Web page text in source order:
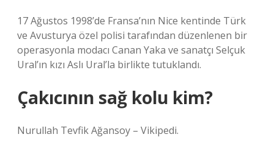
17 Ağustos 1998’de Fransa’nın Nice kentinde Türk
ve Avusturya özel polisi tarafından düzenlenen bir
operasyonla modacı Canan Yaka ve sanatçı Selçuk
Ural’ın kızı Aslı Ural’la birlikte tutuklandı.
Çakıcının sağ kolu kim?
Nurullah Tevfik Ağansoy – Vikipedi.